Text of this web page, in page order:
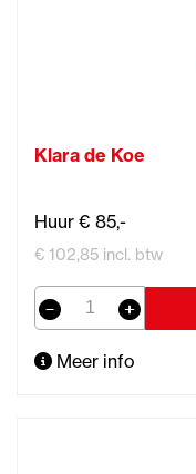
Klara de Koe
Huur € 85,-
€ 102,85 incl. btw
Meer info